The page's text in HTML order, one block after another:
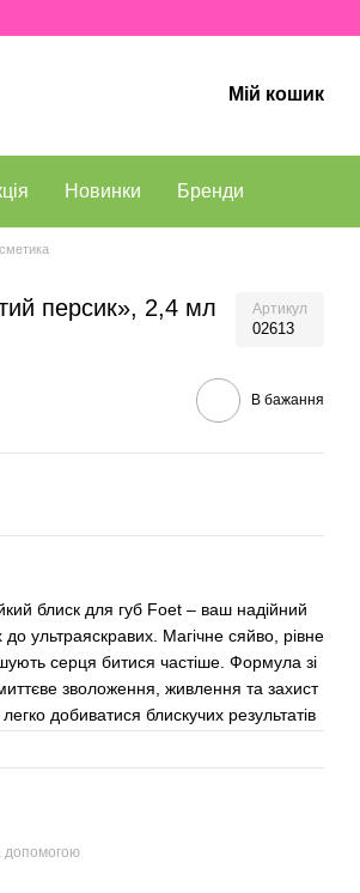
Мій кошик
Новинки Бренди
персик», 2,4 мл Артикул
02613
В бажання
блиск для губ Foet – ваш надійний
до ультраяскравих. Магічне сяйво, рівне
серця битися частіше. Формула зі
зволоження, живлення та захист
добиватися блискучих результатів
допомогою